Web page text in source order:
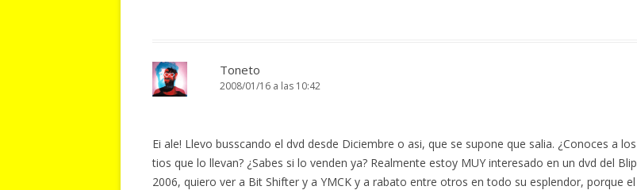
Toneto
2008/01/16 a las 10:42
Ei ale! Llevo busscando el dvd desde Diciembre o asi, que se supone que salia. ¿Conoces a los
tios que lo llevan? ¿Sabes si lo venden ya? Realmente estoy MUY interesado en un dvd del Blip
2006, quiero ver a Bit Shifter y a YMCK y a rabato entre otros en todo su esplendor, porque el